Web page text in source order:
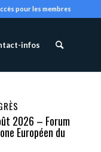
pour les membres
infos
2026 – Forum
Européen du